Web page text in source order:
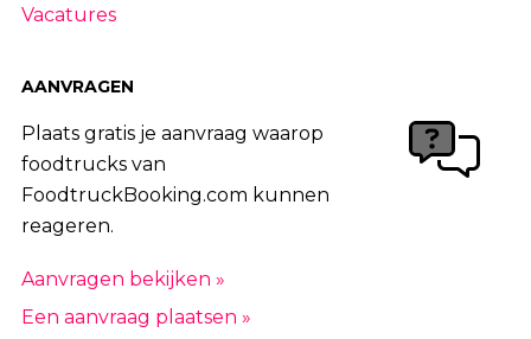
Vacatures
AANVRAGEN
Plaats gratis je aanvraag waarop
foodtrucks van
FoodtruckBooking.com kunnen
reageren.
Aanvragen bekijken »
Een aanvraag plaatsen »